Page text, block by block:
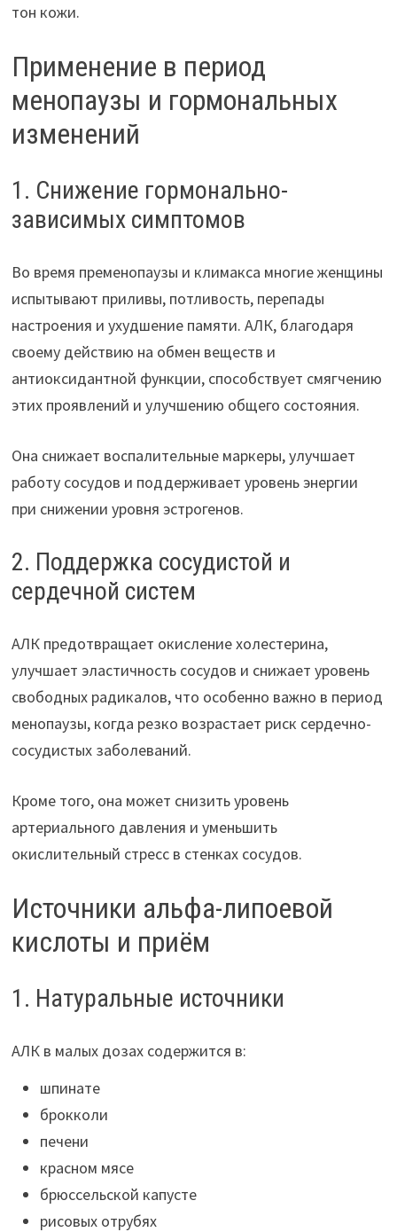
тон кожи.
Применение в период
менопаузы и гормональных
изменений
1. Снижение гормонально-
зависимых симптомов
Во время пременопаузы и климакса многие женщины
испытывают приливы, потливость, перепады
настроения и ухудшение памяти. АЛК, благодаря
своему действию на обмен веществ и
антиоксидантной функции, способствует смягчению
этих проявлений и улучшению общего состояния.
Она снижает воспалительные маркеры, улучшает
работу сосудов и поддерживает уровень энергии
при снижении уровня эстрогенов.
2. Поддержка сосудистой и
сердечной систем
АЛК предотвращает окисление холестерина,
улучшает эластичность сосудов и снижает уровень
свободных радикалов, что особенно важно в период
менопаузы, когда резко возрастает риск сердечно-
сосудистых заболеваний.
Кроме того, она может снизить уровень
артериального давления и уменьшить
окислительный стресс в стенках сосудов.
Источники альфа-липоевой
кислоты и приём
1. Натуральные источники
АЛК в малых дозах содержится в:
шпинате
брокколи
печени
красном мясе
брюссельской капусте
рисовых отрубях